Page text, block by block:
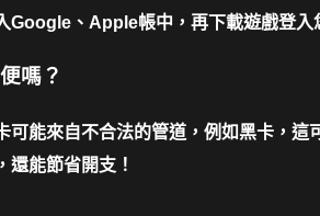
Google、Apple帳中，再下載遊戲登
嗎？
可能來自不合法的管道，例如黑卡，
還能節省開支！